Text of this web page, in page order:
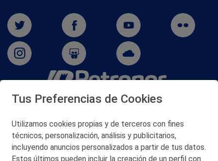
San Martín 5-Edificio Muñatones,
© 2026 Petronor S.A.
Tus Preferencias de Cookies
Utilizamos cookies propias y de terceros con fines
técnicos, personalización, análisis y publicitarios,
incluyendo anuncios personalizados a partir de tus datos.
Estos últimos pueden incluir la creación de un perfil con